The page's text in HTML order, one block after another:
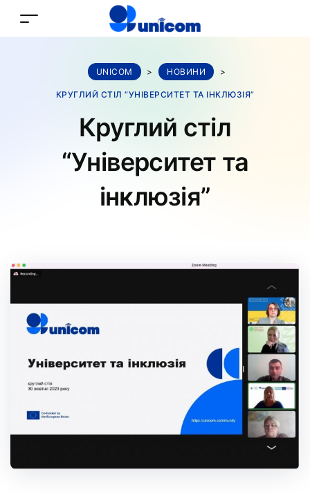
Круглий стіл
“Університет та
інклюзія”
UNICOM > НОВИНИ >
КРУГЛИЙ СТІЛ “УНІВЕРСИТЕТ ТА ІНКЛЮЗІЯ”